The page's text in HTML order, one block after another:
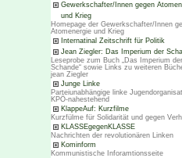
Gewerkschafter/Innen gegen
und Krieg
Homepage der Gewerkschafter/Innen
Atomenergie und Krieg
Internatinal Zeitschrift für Politik
Jean Ziegler: Das Imperium der
Leseprobe zum Buch „Das Imperium der
Schande“ sowie Links zu weiteren
jean Ziegler
Junge Linke
Parteiunabhängige linke
KPÖ-nahestehend
KlappeAuf: Kurzfilme
Kurzfülme für Solidarität und gegen
KLASSEgegenKLASSE
Nachrichten der revolutionären Linken
Kominform
Kommunistische Inforamtionsseite